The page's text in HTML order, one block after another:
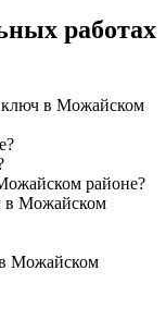
работах
ключ в Можайском
районе?
в Можайском
Можайском